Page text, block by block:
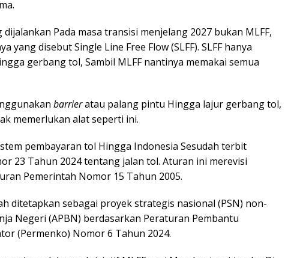
Pada masa transisi menjelang 2027 bukan MLFF,
yang disebut Single Line Free Flow (SLFF). SLFF hanya
gerbang tol, Sambil MLFF nantinya memakai semua
barrieratau palang pintu Hingga lajur gerbang tol,
memerlukan alat seperti ini.
pembayaran tol Hingga Indonesia Sesudah terbit
23 Tahun 2024 tentang jalan tol. Aturan ini merevisi
Pemerintah Nomor 15 Tahun 2005.
ditetapkan sebagai proyek strategis nasional (PSN) non-
Negeri (APBN) berdasarkan Peraturan Pembantu
(Permenko) Nomor 6 Tahun 2024.